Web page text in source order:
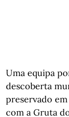
Uma equipa
descoberta
preservado
com a Gruta